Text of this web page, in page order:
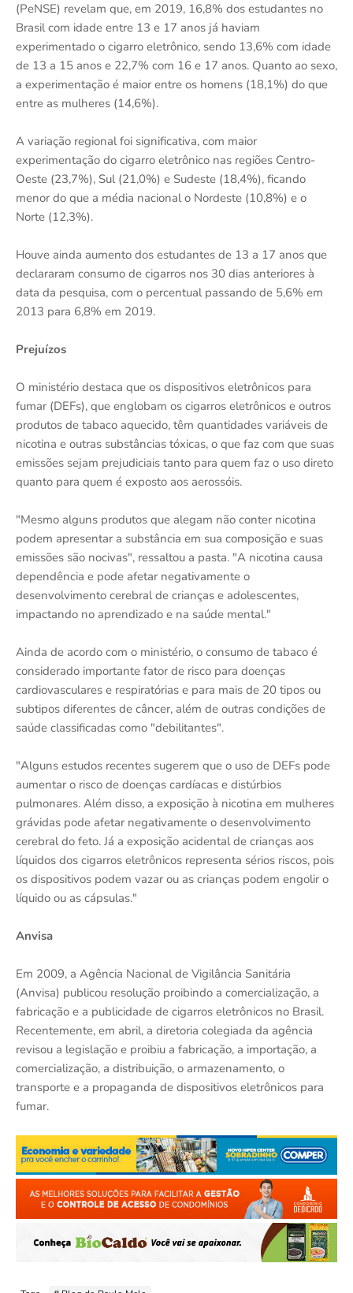
(PeNSE) revelam que, em 2019, 16,8% dos estudantes no
Brasil com idade entre 13 e 17 anos já haviam
experimentado o cigarro eletrônico, sendo 13,6% com idade
de 13 a 15 anos e 22,7% com 16 e 17 anos. Quanto ao sexo,
a experimentação é maior entre os homens (18,1%) do que
entre as mulheres (14,6%).
A variação regional foi significativa, com maior
experimentação do cigarro eletrônico nas regiões Centro-
Oeste (23,7%), Sul (21,0%) e Sudeste (18,4%), ficando
menor do que a média nacional o Nordeste (10,8%) e o
Norte (12,3%).
Houve ainda aumento dos estudantes de 13 a 17 anos que
declararam consumo de cigarros nos 30 dias anteriores à
data da pesquisa, com o percentual passando de 5,6% em
2013 para 6,8% em 2019.
Prejuízos
O ministério destaca que os dispositivos eletrônicos para
fumar (DEFs), que englobam os cigarros eletrônicos e outros
produtos de tabaco aquecido, têm quantidades variáveis de
nicotina e outras substâncias tóxicas, o que faz com que suas
emissões sejam prejudiciais tanto para quem faz o uso direto
quanto para quem é exposto aos aerossóis.
"Mesmo alguns produtos que alegam não conter nicotina
podem apresentar a substância em sua composição e suas
emissões são nocivas", ressaltou a pasta. "A nicotina causa
dependência e pode afetar negativamente o
desenvolvimento cerebral de crianças e adolescentes,
impactando no aprendizado e na saúde mental."
Ainda de acordo com o ministério, o consumo de tabaco é
considerado importante fator de risco para doenças
cardiovasculares e respiratórias e para mais de 20 tipos ou
subtipos diferentes de câncer, além de outras condições de
saúde classificadas como "debilitantes".
"Alguns estudos recentes sugerem que o uso de DEFs pode
aumentar o risco de doenças cardíacas e distúrbios
pulmonares. Além disso, a exposição à nicotina em mulheres
grávidas pode afetar negativamente o desenvolvimento
cerebral do feto. Já a exposição acidental de crianças aos
líquidos dos cigarros eletrônicos representa sérios riscos, pois
os dispositivos podem vazar ou as crianças podem engolir o
líquido ou as cápsulas."
Anvisa
Em 2009, a Agência Nacional de Vigilância Sanitária
(Anvisa) publicou resolução proibindo a comercialização, a
fabricação e a publicidade de cigarros eletrônicos no Brasil.
Recentemente, em abril, a diretoria colegiada da agência
revisou a legislação e proibiu a fabricação, a importação, a
comercialização, a distribuição, o armazenamento, o
transporte e a propaganda de dispositivos eletrônicos para
fumar.